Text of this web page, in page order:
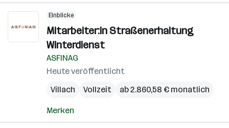
Einblicke
Mitarbeiter:in Straßenerhaltung
Winterdienst
ASFINAG
Heute veröffentlicht
Villach
Vollzeit ab 2.860,58 € monatlich
Merken